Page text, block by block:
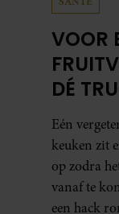
VOOR
DÉ
Eén
keuken zit
op zodra
vanaf te
een hack